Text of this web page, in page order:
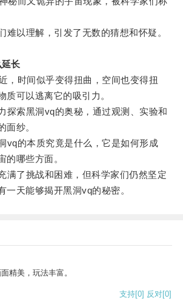
以理解，引发了无数的猜想和怀疑。
长
时间似乎变得扭曲，空间也变得扭
质可以逃离它的吸引力。
索黑洞vq的奥秘，通过观测、实验和
面纱。
的本质究竟是什么，它是如何形成
的哪些方面。
了挑战和困难，但科学家们仍然坚定
一天能够揭开黑洞vq的秘密。
精美，玩法丰富。
支持[0] 反对[0]